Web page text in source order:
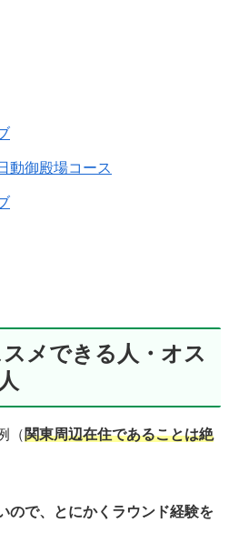
御殿場コース
メできる人・オス
（関東周辺在住であることは絶
ので、とにかくラウンド経験を